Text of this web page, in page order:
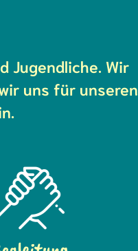
Jugendliche. Wir
uns für unseren